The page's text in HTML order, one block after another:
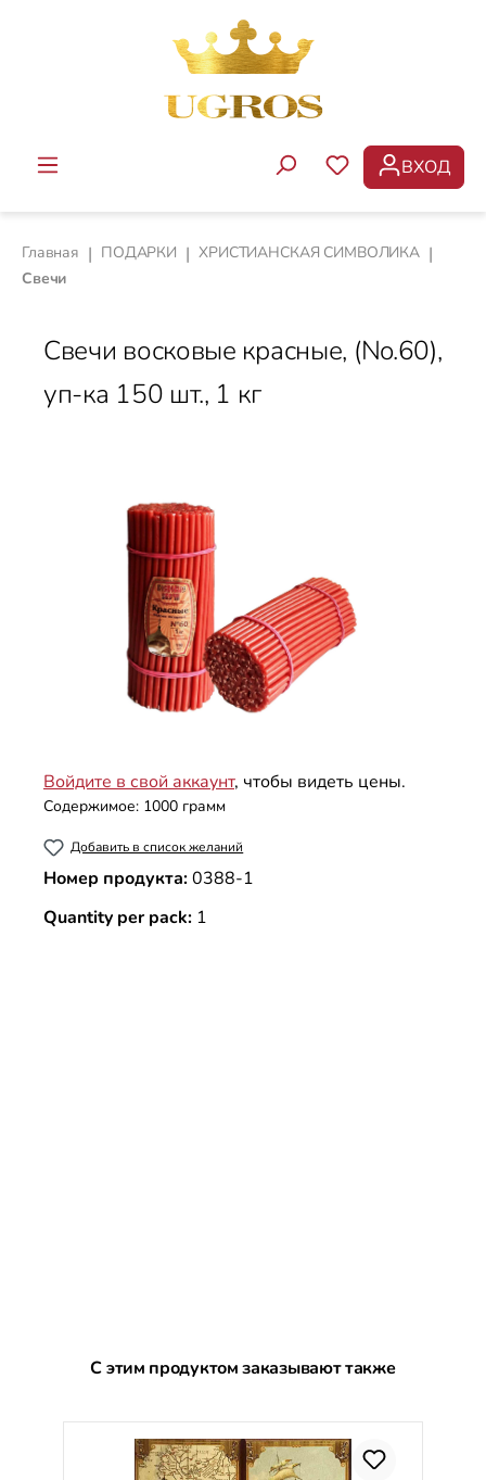
Перейти к основному содержанию
У ВАС ЕСТЬ
ВХОД
Главная | ПОДАРКИ | ХРИСТИАНСКАЯ СИМВОЛИКА |
Свечи
Свечи восковые красные, (No.60),
уп-ка 150 шт., 1 кг
Войдите в свой аккаунт, чтобы видеть цены.
Содержимое: 1000 грамм
Добавить в список желаний
Номер продукта:0388-1
Quantity per pack: 1
Пропустить галерею продуктов
С этим продуктом заказывают также